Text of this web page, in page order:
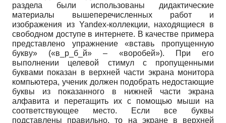
раздела были использованы дидактические
материалы вышеперечисленных работ и
изображения из Yandex-коллекции, находящиеся в
свободном доступе в интернете. В качестве примера
представлено упражнение «вставь пропущенную
букву» («в_р_б_й» – «воробей»). При его
выполнении целевой стимул с пропущенными
буквами показан в верхней части экрана монитора
компьютера, ученик должен подобрать недостающие
буквы из показанного в нижней части экрана
алфавита и перетащить их с помощью мыши на
соответствующее место. Если все буквы
подставлены правильно, то на экране в верхней